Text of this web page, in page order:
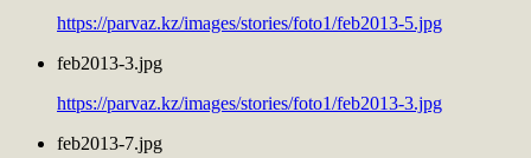
https://parvaz.kz/images/stories/foto1/feb2013-5.jpg
feb2013-3.jpg
https://parvaz.kz/images/stories/foto1/feb2013-3.jpg
feb2013-7.jpg